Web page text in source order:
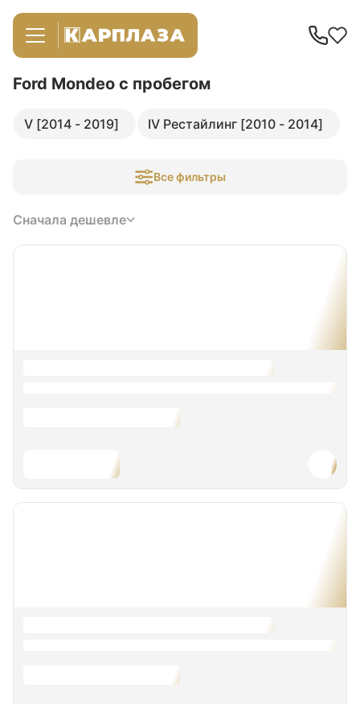
Ford Mondeo с пробегом
V [2014 - 2019] IV Рестайлинг [2010 - 2014]
Все фильтры
Сначала дешевле